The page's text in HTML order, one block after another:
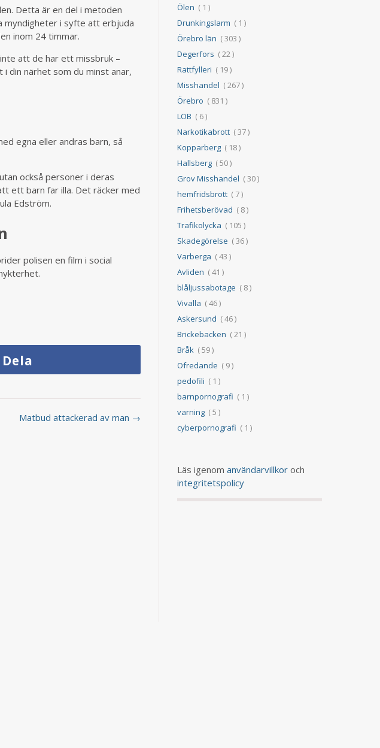
Detta är en del i metoden
myndigheter i syfte att erbjuda
inom 24 timmar.
att de har ett missbruk –
din närhet som du minst anar,
egna eller andras barn, så
också personer i deras
ett barn far illa. Det räcker med
Edström.
polisen en film i social
Dela
Matbud attackerad av man →
Ölen ( 1 )
Drunkingslarm ( 1 )
Örebro län ( 303 )
Degerfors ( 22 )
Rattfylleri ( 19 )
Misshandel ( 267 )
Örebro ( 831 )
LOB ( 6 )
Narkotikabrott( 37 )
Kopparberg( 18 )
Hallsberg( 50 )
Grov Misshandel ( 30 )
hemfridsbrott( 7 )
Frihetsberövad ( 8 )
Trafikolycka ( 105 )
Skadegörelse ( 36 )
Varberga ( 43 )
Avliden ( 41 )
blåljussabotage ( 8 )
Vivalla ( 46 )
Askersund ( 46 )
Brickebacken ( 21 )
Bråk( 59 )
Ofredande ( 9 )
pedofili ( 1 )
barnpornografi ( 1 )
varning( 5 )
cyberpornografi ( 1 )
Läs igenom användarvillkoroch
integritetspolicy